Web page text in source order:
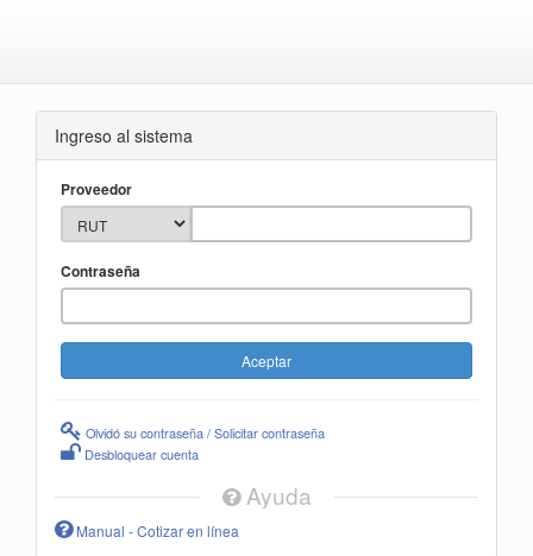
Ingreso al sistema
Proveedor
Contraseña
Olvidó su contraseña / Solicitar contraseña
Desbloquear cuenta
Ayuda
Manual - Cotizar en línea